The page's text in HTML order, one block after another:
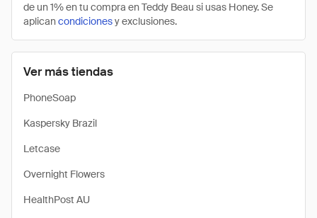
Ver más tiendas
PhoneSoap
Kaspersky Brazil
Letcase
Overnight Flowers
HealthPost AU
de un 1% en tu compra en Teddy Beau si usas Honey. Se
aplicancondicionesy exclusiones.